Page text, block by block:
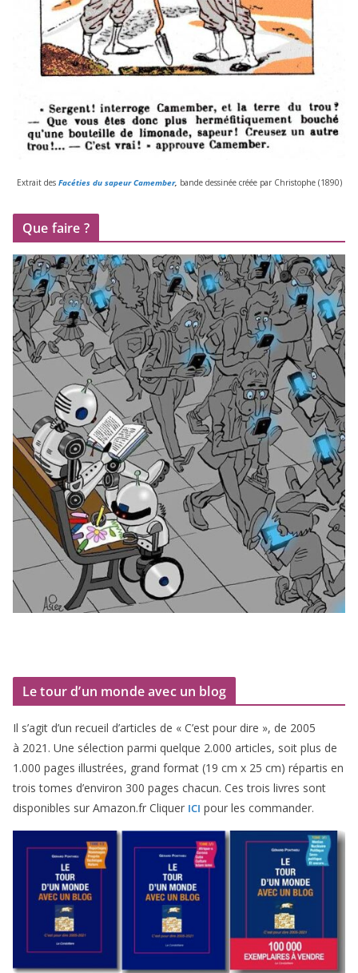
Extrait desFacéties du sapeur Camember, bande des­si­née créée par Christophe (1890)
Que faire ?
Le tour d’un monde avec un blog
Il s’agit d’un recueil d’ar­ticles de « C’est pour dire », de 2005
à 2021 . Une sélec­tion par­mi quelque 2.000 articles, soit plus de
1 .000 pages illus­trées, grand for­mat (19 cm x 25 cm) répar­tis en
trois tomes d’environ 300 pages cha­cun. Ces trois livres sont
dis­po­nibles sur Amazon​.fr Cliquer ICI pour les commander.